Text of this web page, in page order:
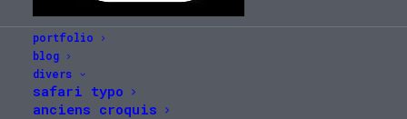
portfolio
blog
divers
safari typo
anciens croquis